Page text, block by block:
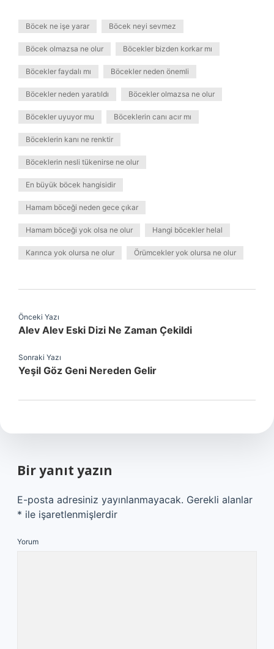
Böcek ne işe yarar Böcek neyi sevmez
Böcek olmazsa ne olur Böcekler bizden korkar mı
Böcekler faydalı mı Böcekler neden önemli
Böcekler neden yaratıldı Böcekler olmazsa ne olur
Böcekler uyuyor mu Böceklerin canı acır mı
Böceklerin kanı ne renktir
Böceklerin nesli tükenirse ne olur
En büyük böcek hangisidir
Hamam böceği neden gece çıkar
Hamam böceği yok olsa ne olur Hangi böcekler helal
Karınca yok olursa ne olur Örümcekler yok olursa ne olur
Önceki Yazı
Alev Alev Eski Dizi Ne Zaman Çekildi
Sonraki Yazı
Yeşil Göz Geni Nereden Gelir
Bir yanıt yazın
E-posta adresiniz yayınlanmayacak. Gerekli alanlar
* ile işaretlenmişlerdir
Yorum